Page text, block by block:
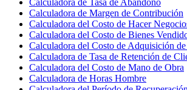
Calculadora de Margen de Contribución
Calculadora del Costo de Hacer
Calculadora del Costo de Bienes
Calculadora del Costo de Adquisición
Calculadora de Tasa de Retención de
Calculadora del Costo de Mano de Obra
Calculadora de Horas Hombre